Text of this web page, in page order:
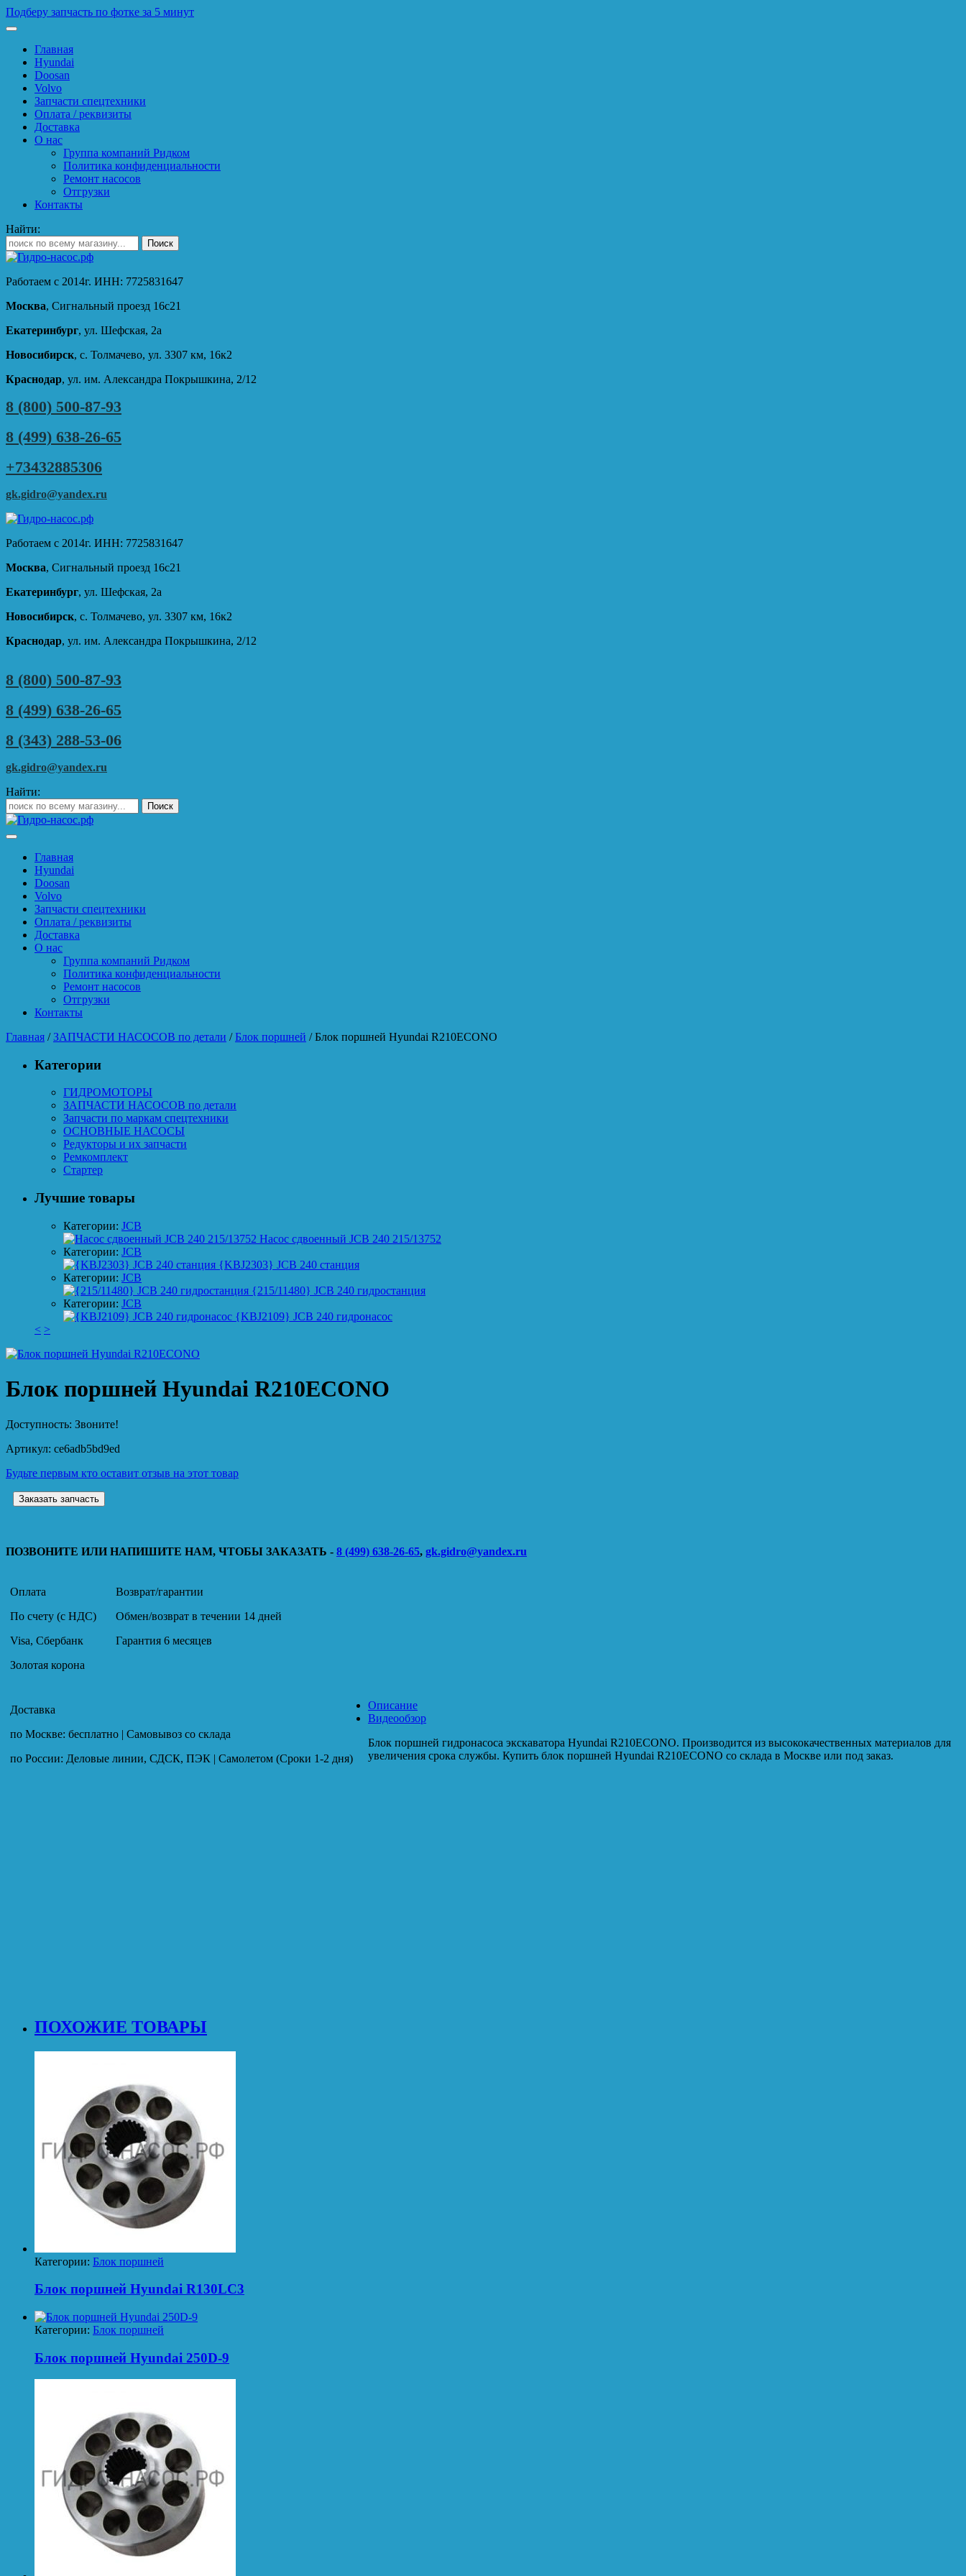
Подберу запчасть по фотке за 5 минут
Главная
Hyundai
Doosan
Volvo
Запчасти спецтехники
Оплата / реквизиты
Доставка
О нас
Группа компаний Ридком
Политика конфиденциальности
Ремонт насосов
Отгрузки
Контакты
Найти:
Работаем с 2014г. ИНН: 7725831647
Москва, Сигнальный проезд 16с21
Екатеринбург, ул. Шефская, 2а
Новосибирск, с. Толмачево, ул. 3307 км, 16к2
Краснодар, ул. им. Александра Покрышкина, 2/12
8 (800) 500-87-93
8 (499) 638-26-65
+73432885306
gk.gidro@yandex.ru
Работаем с 2014г. ИНН: 7725831647
Москва, Сигнальный проезд 16с21
Екатеринбург, ул. Шефская, 2а
Новосибирск, с. Толмачево, ул. 3307 км, 16к2
Краснодар, ул. им. Александра Покрышкина, 2/12
8 (800) 500-87-93
8 (499) 638-26-65
8 (343) 288-53-06
gk.gidro@yandex.ru
Найти:
Главная
Hyundai
Doosan
Volvo
Запчасти спецтехники
Оплата / реквизиты
Доставка
О нас
Группа компаний Ридком
Политика конфиденциальности
Ремонт насосов
Отгрузки
Контакты
Главная /ЗАПЧАСТИ НАСОСОВ по детали /Блок поршней / Блок поршней Hyundai R210ECONO
Категории
ГИДРОМОТОРЫ
ЗАПЧАСТИ НАСОСОВ по детали
Запчасти по маркам спецтехники
ОСНОВНЫЕ НАСОСЫ
Редукторы и их запчасти
Ремкомплект
Стартер
Лучшие товары
Категории: JCB
Насос сдвоенный JCB 240 215/13752
Категории: JCB
{KBJ2303} JCB 240 станция
Категории: JCB
{215/11480} JCB 240 гидростанция
Категории: JCB
{KBJ2109} JCB 240 гидронасос
< >
Блок поршней Hyundai R210ECONO
Доступность: Звоните!
Артикул: ce6adb5bd9ed
Будьте первым кто оставит отзыв на этот товар
Заказать запчасть
ПОЗВОНИТЕ ИЛИ НАПИШИТЕ НАМ, ЧТОБЫ ЗАКАЗАТЬ - 8 (499) 638-26-65, gk.gidro@yandex.ru
Оплата
По счету (с НДС)
Visa, Сбербанк
Золотая корона
Возврат/гарантии
Обмен/возврат в течении 14 дней
Гарантия 6 месяцев
Доставка
по Москве: бесплатно | Самовывоз со склада
по России: Деловые линии, СДСК, ПЭК | Самолетом (Сроки 1-2 дня)
Описание
Видеообзор
Блок поршней гидронасоса экскаватора Hyundai R210ECONO. Производится из высококачественных материалов для
увеличения срока службы. Купить блок поршней Hyundai R210ECONO со склада в Москве или под заказ.
ПОХОЖИЕ ТОВАРЫ
Категории: Блок поршней
Блок поршней Hyundai R130LC3
Категории: Блок поршней
Блок поршней Hyundai 250D-9